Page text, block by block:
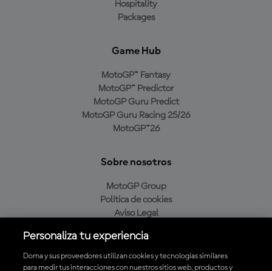
Hospitality
Packages
Game Hub
MotoGP™ Fantasy
MotoGP™ Predictor
MotoGP Guru Predict
MotoGP Guru Racing 25/26
MotoGP™26
Sobre nosotros
MotoGP Group
Política de cookies
Aviso Legal
Política de compra
Personaliza tu experiencia
Dorna y sus proveedores utilizan cookies y tecnologías similares
para medir tus interacciones con nuestros sitios web, productos y